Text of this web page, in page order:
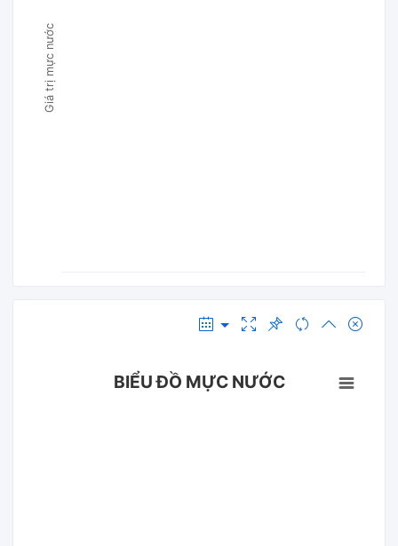
Giá trị mực nước
BIỂU ĐỒ MỰC NƯỚC